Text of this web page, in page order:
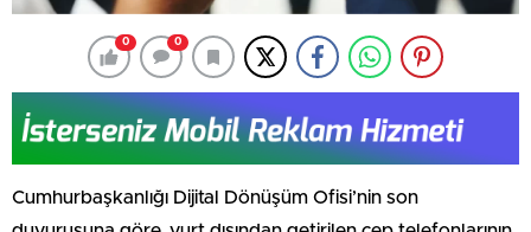
0 0
Cumhurbaşkanlığı Dijital Dönüşüm Ofisi’nin son